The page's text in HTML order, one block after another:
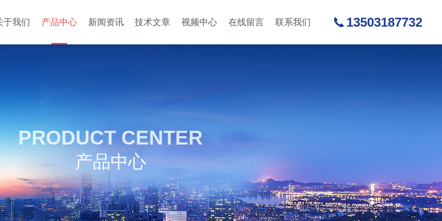
于我们 产品中心 新闻资讯 技术文章 视频中心 在线留言 联系我们 13503187732
PRODUCT CENTER
产品中心